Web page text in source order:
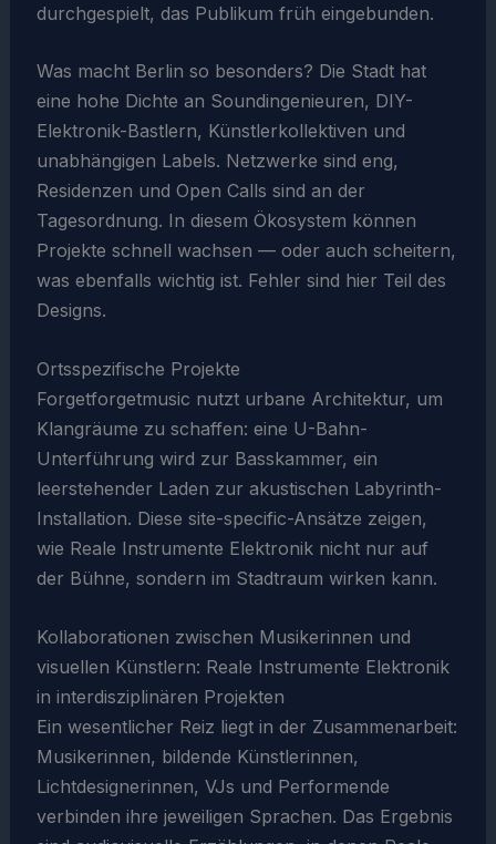
durchgespielt, das Publikum früh eingebunden.
Was macht Berlin so besonders? Die Stadt hat
eine hohe Dichte an Soundingenieuren, DIY-
Elektronik-Bastlern, Künstlerkollektiven und
unabhängigen Labels. Netzwerke sind eng,
Residenzen und Open Calls sind an der
Tagesordnung. In diesem Ökosystem können
Projekte schnell wachsen — oder auch scheitern,
was ebenfalls wichtig ist. Fehler sind hier Teil des
Designs.
Ortsspezifische Projekte
Forgetforgetmusic nutzt urbane Architektur, um
Klangräume zu schaffen: eine U-Bahn-
Unterführung wird zur Basskammer, ein
leerstehender Laden zur akustischen Labyrinth-
Installation. Diese site-specific-Ansätze zeigen,
wie Reale Instrumente Elektronik nicht nur auf
der Bühne, sondern im Stadtraum wirken kann.
Kollaborationen zwischen Musikerinnen und
visuellen Künstlern: Reale Instrumente Elektronik
in interdisziplinären Projekten
Ein wesentlicher Reiz liegt in der Zusammenarbeit:
Musikerinnen, bildende Künstlerinnen,
Lichtdesignerinnen, VJs und Performende
verbinden ihre jeweiligen Sprachen. Das Ergebnis